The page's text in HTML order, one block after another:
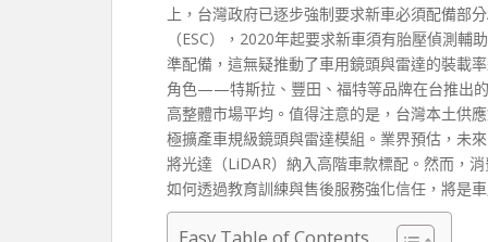
上，台灣政府已逐步強制要求新車必須配備部
（ESC），2020年起要求新車須有胎壓偵測
準配備，這無疑推動了車用鏡頭與雷達的裝載
角色——特斯拉、豐田、福特等品牌在台推出
高整體市場平均。值得注意的是，台灣本土供
極擴產車規級鏡頭與雷達模組。業界預估，未
將光達（LiDAR）納入高階車款標配。然而，
如何透過教育訓練與售後服務強化信任，將是